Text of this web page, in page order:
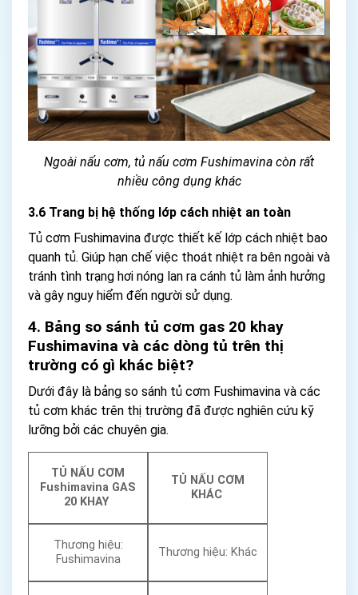
Ngoài nấu cơm, tủ nấu cơm Fushimavina còn rất
nhiều công dụng khác
3.6 Trang bị hệ thống lớp cách nhiệt an toàn
Tủ cơm Fushimavina được thiết kế lớp cách nhiệt bao
quanh tủ. Giúp hạn chế việc thoát nhiệt ra bên ngoài và
tránh tình trạng hơi nóng lan ra cánh tủ làm ảnh hưởng
và gây nguy hiểm đến người sử dụng.
4. Bảng so sánh tủ cơm gas 20 khay
Fushimavina và các dòng tủ trên thị
trường có gì khác biệt?
Dưới đây là bảng so sánh tủ cơm Fushimavina và các
tủ cơm khác trên thị trường đã được nghiên cứu kỹ
lưỡng bởi các chuyên gia.
TỦ NẤU CƠM
Fushimavina GAS
20 KHAY
TỦ NẤU CƠM
KHÁC
Thương hiệu:
Fushimavina
Thương hiệu: Khác